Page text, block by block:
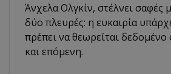
Άνχελα Ολγκίν, στέλνει σαφές
δύο πλευρές: η ευκαιρία
πρέπει να θεωρείται δεδομένο
και επόμενη.